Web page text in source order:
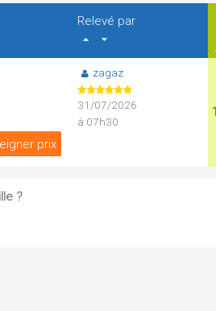
Relevé par
prix
zagaz
31/07/2026
à 07h30
?